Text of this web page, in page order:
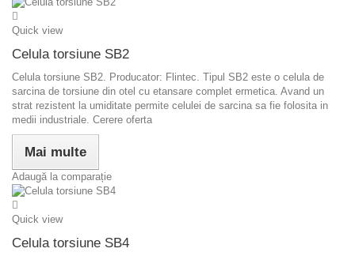
Quick view
Celula torsiune SB2
Celula torsiune SB2. Producator: Flintec. Tipul SB2 este o celula de
sarcina de torsiune din otel cu etansare complet ermetica. Avand un
strat rezistent la umiditate permite celulei de sarcina sa fie folosita in
medii industriale. Cerere oferta
Mai multe
Adaugă la comparație
Quick view
Celula torsiune SB4